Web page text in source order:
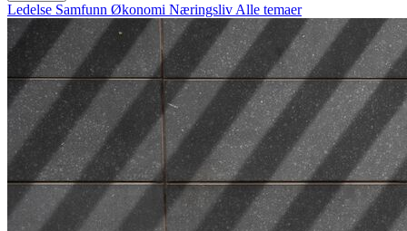
Ledelse Samfunn Økonomi Næringsliv Alle temaer